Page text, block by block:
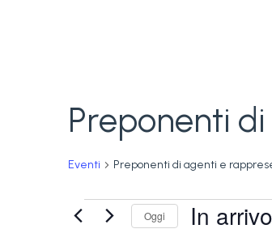
Preponenti
Eventi Preponenti di agenti e
Eventi
Oggi In arrivo